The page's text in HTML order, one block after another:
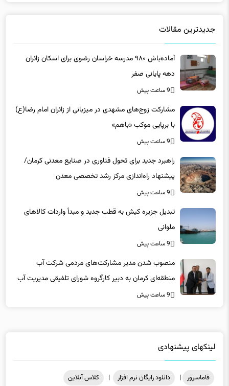
دهه پایانی صفر
9 ساعت پیش
مشارکت زوج‌های مشهدی در میزبانی از زائران امام رضا(ع)
با برپایی موکب «باهم»
9 ساعت پیش
راهبرد جدید برای تحول فناوری در صنایع معدنی کرمان/
پیشنهاد راه‌اندازی مرکز رشد تخصصی معدن
9 ساعت پیش
ملوانی
9 ساعت پیش
منصوب شدن مدیر مشارکت‌های مردمی شرکت آب
منطقه‌ای کرمان به دبیر کارگروه شورای تلفیقی مدیریت آب
9 ساعت پیش
فاماسرور | دانلود رایگان نرم افزار